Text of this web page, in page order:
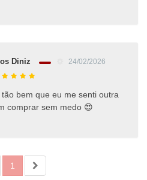
Diniz
24/02/2026
bem que eu me senti outra
comprar sem medo 😍
1